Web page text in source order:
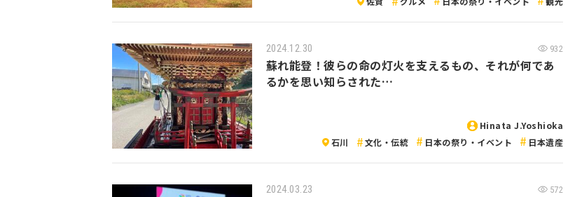
2024.12.30 932
蘇れ能登！彼らの命の灯火を支えるもの、それが何であ
るかを思い知らされた…
Hinata J.Yoshioka
石川
文化・伝統 日本の祭り・イベント 日本遺産
2024.03.23 572